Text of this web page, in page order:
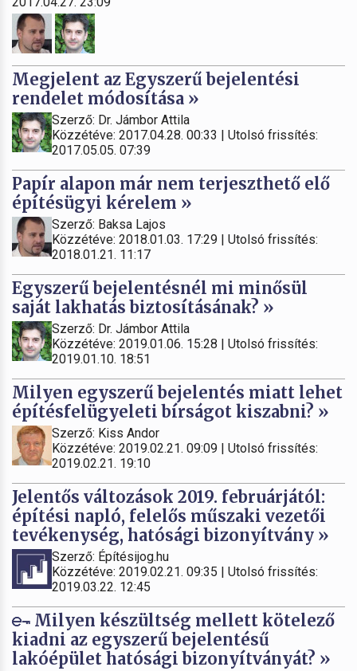
Megjelent az Egyszerű bejelentési
rendelet módosítása »
Szerző: Dr. Jámbor Attila
Közzétéve: 2017.04.28. 00:33 | Utolsó frissítés:
2017.05.05. 07:39
Papír alapon már nem terjeszthető elő
építésügyi kérelem »
Szerző: Baksa Lajos
Közzétéve: 2018.01.03. 17:29 | Utolsó frissítés:
2018.01.21. 11:17
Egyszerű bejelentésnél mi minősül
saját lakhatás biztosításának? »
Szerző: Dr. Jámbor Attila
Közzétéve: 2019.01.06. 15:28 | Utolsó frissítés:
2019.01.10. 18:51
Milyen egyszerű bejelentés miatt lehet
építésfelügyeleti bírságot kiszabni? »
Szerző: Kiss Andor
Közzétéve: 2019.02.21. 09:09 | Utolsó frissítés:
2019.02.21. 19:10
Jelentős változások 2019. februárjától:
építési napló, felelős műszaki vezetői
tevékenység, hatósági bizonyítvány »
Szerző: Építésijog.hu
Közzétéve: 2019.02.21. 09:35 | Utolsó frissítés:
2019.03.22. 12:45
Milyen készültség mellett kötelező
kiadni az egyszerű bejelentésű
lakóépület hatósági bizonyítványát? »